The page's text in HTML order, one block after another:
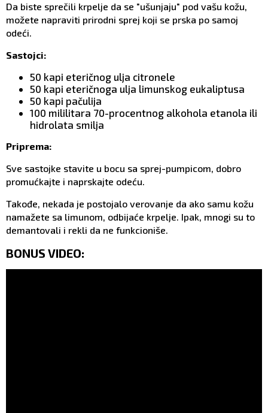
Da biste sprečili krpelje da se "ušunjaju" pod vašu kožu,
možete napraviti prirodni sprej koji se prska po samoj
odeći.
Sastojci:
50 kapi eteričnog ulja citronele
50 kapi eteričnoga ulja limunskog eukaliptusa
50 kapi pačulija
100 mililitara 70-procentnog alkohola etanola ili
hidrolata smilja
Priprema:
Sve sastojke stavite u bocu sa sprej-pumpicom, dobro
promućkajte i naprskajte odeću.
Takođe, nekada je postojalo verovanje da ako samu kožu
namažete sa limunom, odbijaće krpelje. Ipak, mnogi su to
demantovali i rekli da ne funkcioniše.
BONUS VIDEO: